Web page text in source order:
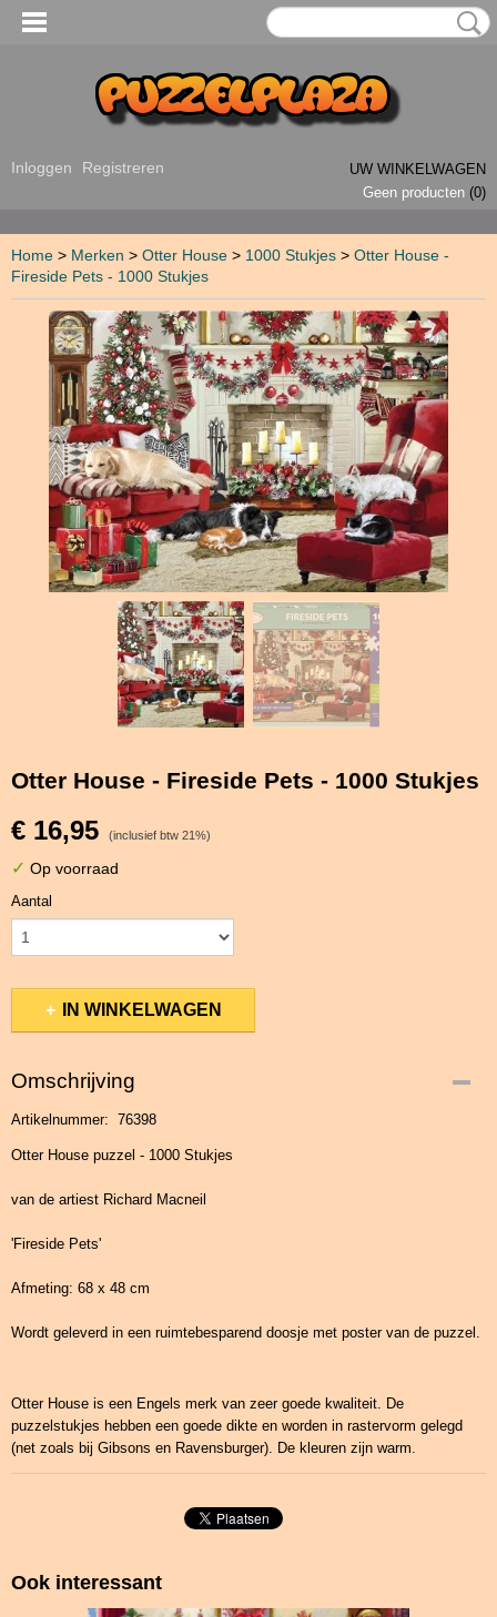
Inloggen Registreren
UW WINKELWAGEN
Geen producten (0)
Home > Merken > Otter House > 1000 Stukjes > Otter House -
Fireside Pets - 1000 Stukjes
Otter House - Fireside Pets - 1000 Stukjes
€ 16,95 (inclusief btw 21%)
✓ Op voorraad
Aantal
IN WINKELWAGEN
Omschrijving
Artikelnummer: 76398
Otter House puzzel - 1000 Stukjes
van de artiest Richard Macneil
'Fireside Pets'
Afmeting: 68 x 48 cm
Wordt geleverd in een ruimtebesparend doosje met poster van de puzzel.
Otter House is een Engels merk van zeer goede kwaliteit. De
puzzelstukjes hebben een goede dikte en worden in rastervorm gelegd
(net zoals bij Gibsons en Ravensburger). De kleuren zijn warm.
Ook interessant